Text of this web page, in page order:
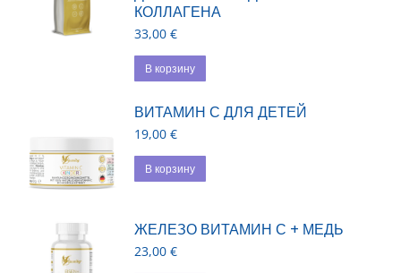
КОЛЛАГЕНА
33,00 €
В корзину
ВИТАМИН С ДЛЯ ДЕТЕЙ
19,00 €
В корзину
ЖЕЛЕЗО ВИТАМИН С + МЕДЬ
23,00 €